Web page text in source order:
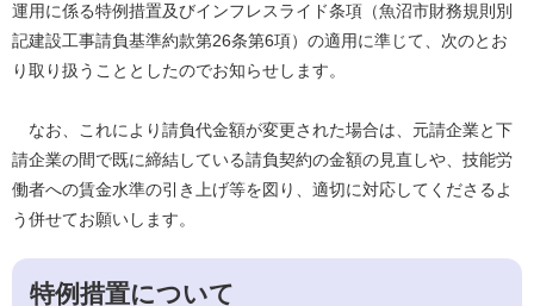
運用に係る特例措置及びインフレスライド条項（魚沼市財務規則別
記建設工事請負基準約款第26条第6項）の適用に準じて、次のとお
り取り扱うこととしたのでお知らせします。
なお、これにより請負代金額が変更された場合は、元請企業と下
請企業の間で既に締結している請負契約の金額の見直しや、技能労
働者への賃金水準の引き上げ等を図り、適切に対応してくださるよ
う併せてお願いします。
特例措置について